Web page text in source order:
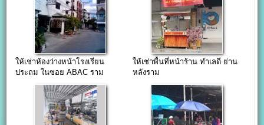
ให้เช่าห้องว่างหน้าโรงเรียน
ประถม ในซอย ABAC ราม
ให้เช่าพื้นที่หน้าร้าน ทำเลดี ย่าน
หลังราม